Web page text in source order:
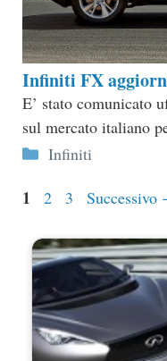
Infiniti FX
E’ stato comunicato
sul mercato italiano
Categorie
Infiniti
Pagina
1 Pagina
2 Pagina
3 Successivo